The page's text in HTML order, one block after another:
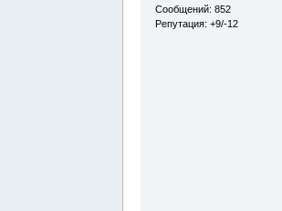
Сообщений: 852
Репутация: +9/-12